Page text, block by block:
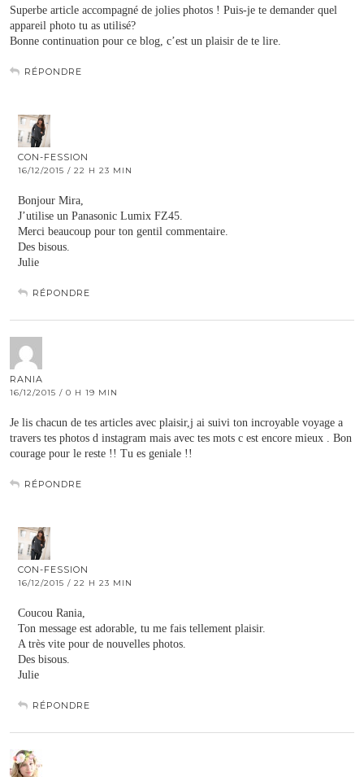
Superbe article accompagné de jolies photos ! Puis-je te demander quel
appareil photo tu as utilisé?
Bonne continuation pour ce blog, c’est un plaisir de te lire.
RÉPONDRE
CON-FESSION
16/12/2015 / 22 H 23 MIN
Bonjour Mira,
J’utilise un Panasonic Lumix FZ45.
Merci beaucoup pour ton gentil commentaire.
Des bisous.
Julie
RÉPONDRE
RANIA
16/12/2015 / 0 H 19 MIN
Je lis chacun de tes articles avec plaisir,j ai suivi ton incroyable voyage a
travers tes photos d instagram mais avec tes mots c est encore mieux . Bon
courage pour le reste !! Tu es geniale !!
RÉPONDRE
CON-FESSION
16/12/2015 / 22 H 23 MIN
Coucou Rania,
Ton message est adorable, tu me fais tellement plaisir.
A très vite pour de nouvelles photos.
Des bisous.
Julie
RÉPONDRE